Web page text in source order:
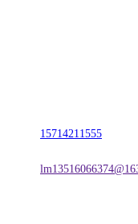
15714211555